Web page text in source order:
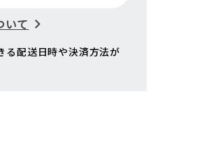
いて
る配送日時や決済方法が